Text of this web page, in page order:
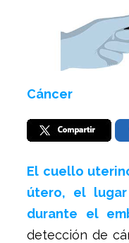
Cáncer
El cuello
útero, el
durante el
detección de